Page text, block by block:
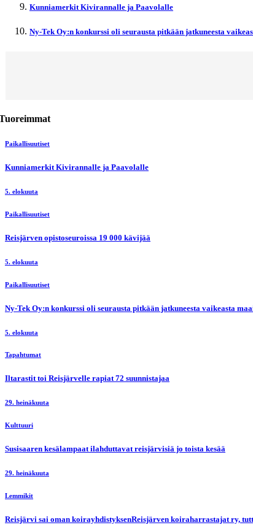
Kunniamerkit Kivirannalle ja Paavolalle
Ny-Tek Oy:n konkurssi oli seurausta pitkään jatkuneesta
Paikallisuutiset
Kunniamerkit Kivirannalle ja Paavolalle
5. elokuuta
Paikallisuutiset
Reisjärven opistoseuroissa 19 000 kävijää
5. elokuuta
Paikallisuutiset
Ny-Tek Oy:n konkurssi oli seurausta pitkään jatkuneesta vaikeasta
5. elokuuta
Tapahtumat
Iltarastit toi Reisjärvelle rapiat 72 suunnistajaa
29. heinäkuuta
Kulttuuri
Susisaaren kesälampaat ilahduttavat reisjärvisiä jo toista kesää
29. heinäkuuta
Lemmikit
Reisjärvi sai oman koirayhdistyksenReisjärven koiraharrastajat ry,